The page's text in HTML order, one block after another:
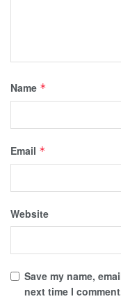
Name *
Email *
Website
Save my name,
next time I